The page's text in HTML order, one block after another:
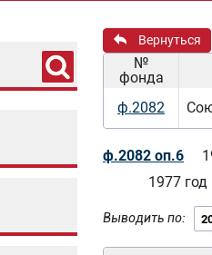
Вернуться
№
фонда
ф.2082
ф.2082 оп.6
1977 год
Выводить по: